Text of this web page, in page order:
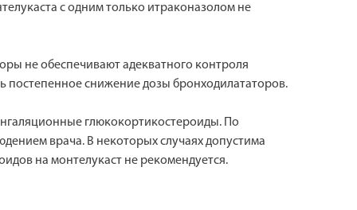
с одним только итраконазолом не
не обеспечивают адекватного контроля
постепенное снижение дозы бронходилататоров.
глюкокортикостероиды. По
врача. В некоторых случаях допустима
на монтелукаст не рекомендуется.